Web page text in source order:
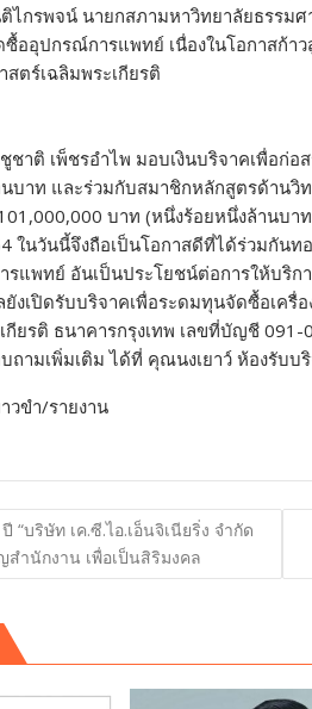
ไกรพจน์ นายกสภามหาวิทยาลัยธรรม
ออุปกรณ์การแพทย์ เนื่องในโอกาสก้า
ตร์เฉลิมพระเกียรติ
าติ เพ็ชรอำไพ มอบเงินบริจาคเพื่อก่อ
บาท และร่วมกับสมาชิกหลักสูตรด้านวิ
บาท (หนึ่งร้อยหนึ่งล้านบ
ในวันนี้จึงถือเป็นโอกาสดีที่ได้ร่วมกัน
แพทย์ อันเป็นประโยชน์ต่อการให้บริก
งเปิดรับบริจาคเพื่อระดมทุนจัดซื้อเค
กียรติ ธนาคารกรุงเทพ เลขที่บัญชี
ถามเพิ่มเติม ได้ที่ คุณนงเยาว์ ห้องรับบ
วขำ/รายงาน
“บริษัท เค.ซี.ไอ.เอ็นจิเนียริ่ง จำกัด
ำนักงาน เพื่อเป็นสิริมงคล